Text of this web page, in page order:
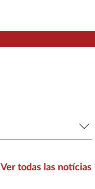
Ver todas las notícias